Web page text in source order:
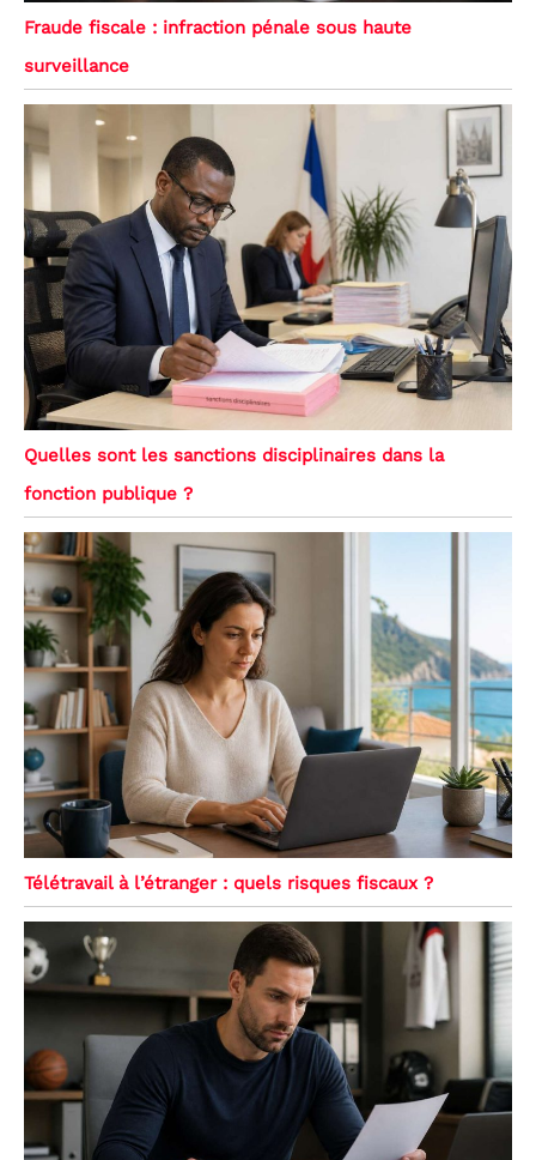
Fraude fiscale : infraction pénale sous haute
surveillance
Quelles sont les sanctions disciplinaires dans la
fonction publique ?
Télétravail à l’étranger : quels risques fiscaux ?